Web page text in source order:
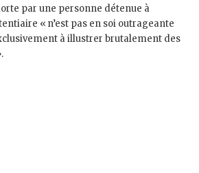
par une personne détenue à
« n’est pas en soi outrageante
à illustrer brutalement des